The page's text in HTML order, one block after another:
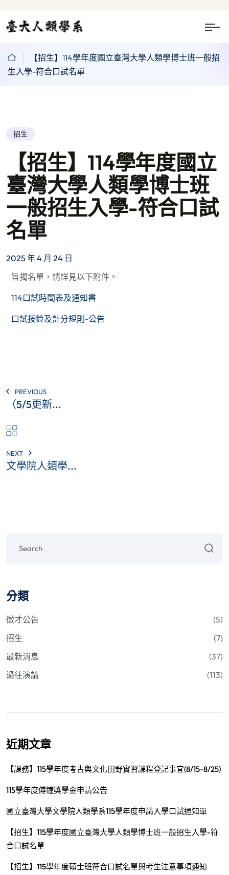
【招生】114學年度國立臺灣大學人類學博士班一般招
生入學-符合口試名單
招生
【招生】114學年度國立
臺灣大學人類學博士班
一般招生入學-符合口試
名單
2025 年 4 月 24 日
旨揭名單，請詳見以下附件。
114口試時間表及通知書
口試按鈴及計分規則-公告
PREVIOUS
（5/5更新...
NEXT
文學院人類學...
分類
徵才公告
(5)
招生
(7)
最新消息
(37)
過往演講
(113)
近期文章
【課務】115學年度考古與文化田野實習課程登記事宜(8/15-8/25)
115學年度傅鐘獎學金申請公告
國立臺灣大學文學院人類學系115學年度申請入學口試通知單
【招生】115學年度國立臺灣大學人類學博士班一般招生入學-符
合口試名單
【招生】115學年度碩士班符合口試名單與考生注意事項通知